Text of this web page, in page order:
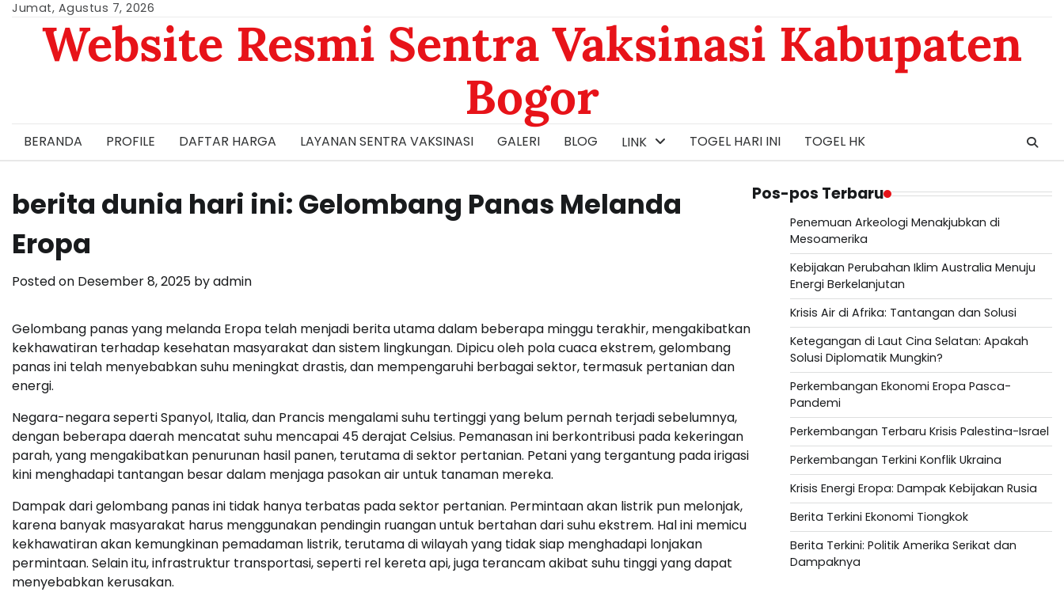
Skip
content
Jumat, Agustus 7, 2026
Website Resmi Sentra Vaksinasi Kabupaten
Bogor
BERANDA PROFILE DAFTAR HARGA LAYANAN SENTRA VAKSINASI GALERI BLOG LINK TOGEL HARI INI TOGEL HK
berita dunia hari ini: Gelombang Panas Melanda
Eropa
Posted on Desember 8, 2025 byadmin
Gelombang panas yang melanda Eropa telah menjadi berita utama dalam beberapa minggu terakhir, mengakibatkan
kekhawatiran terhadap kesehatan masyarakat dan sistem lingkungan. Dipicu oleh pola cuaca ekstrem, gelombang
panas ini telah menyebabkan suhu meningkat drastis, dan mempengaruhi berbagai sektor, termasuk pertanian dan
energi.
Negara-negara seperti Spanyol, Italia, dan Prancis mengalami suhu tertinggi yang belum pernah terjadi sebelumnya,
dengan beberapa daerah mencatat suhu mencapai 45 derajat Celsius. Pemanasan ini berkontribusi pada kekeringan
parah, yang mengakibatkan penurunan hasil panen, terutama di sektor pertanian. Petani yang tergantung pada irigasi
kini menghadapi tantangan besar dalam menjaga pasokan air untuk tanaman mereka.
Dampak dari gelombang panas ini tidak hanya terbatas pada sektor pertanian. Permintaan akan listrik pun melonjak,
karena banyak masyarakat harus menggunakan pendingin ruangan untuk bertahan dari suhu ekstrem. Hal ini memicu
kekhawatiran akan kemungkinan pemadaman listrik, terutama di wilayah yang tidak siap menghadapi lonjakan
permintaan. Selain itu, infrastruktur transportasi, seperti rel kereta api, juga terancam akibat suhu tinggi yang dapat
menyebabkan kerusakan.
Pos-pos Terbaru
Penemuan Arkeologi Menakjubkan di
Mesoamerika
Kebijakan Perubahan Iklim Australia Menuju
Energi Berkelanjutan
Krisis Air di Afrika: Tantangan dan Solusi
Ketegangan di Laut Cina Selatan: Apakah
Solusi Diplomatik Mungkin?
Perkembangan Ekonomi Eropa Pasca-
Pandemi
Perkembangan Terbaru Krisis Palestina-Israel
Perkembangan Terkini Konflik Ukraina
Krisis Energi Eropa: Dampak Kebijakan Rusia
Berita Terkini Ekonomi Tiongkok
Berita Terkini: Politik Amerika Serikat dan
Dampaknya